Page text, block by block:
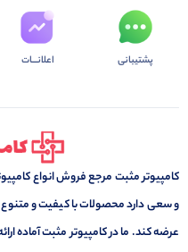
پشتیبانی اعلانـــات
کامپیوتر مثبت مرجع فروش انواع
و سعی دارد محصولات با کیفیت و متنوع
عرضه کند. ما در کامپیوتر مثبت آماده